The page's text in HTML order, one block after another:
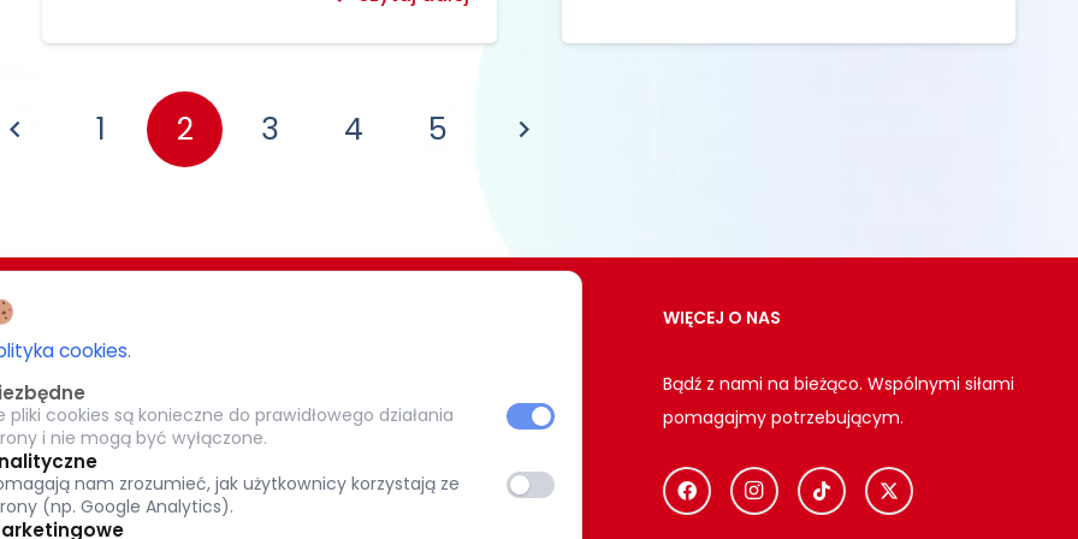
1 2 3 4 5
BIAŁOSTOCKIEJ
Białystok
KRS: 0000 269 579
(+48) 85 651 90 08
WIĘCEJ O NAS
Bądź z nami na bieżąco. Wspólnymi siłami
pomagajmy potrzebującym.
cookies.
pliki cookies są konieczne do prawidłowego działania
i nie mogą być wyłączone.
nam zrozumieć, jak użytkownicy korzystają ze
(np. Google Analytics).